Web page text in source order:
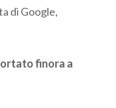
di Google,
finora a